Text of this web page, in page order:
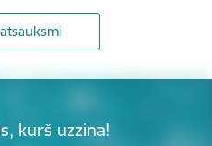
kurš uzzina!